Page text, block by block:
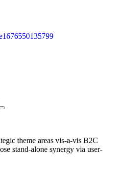
theme areas vis-a-vis B2C
stand-alone synergy via user-